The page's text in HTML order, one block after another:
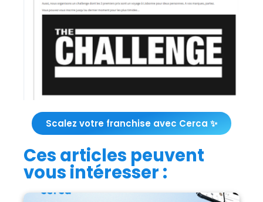
Scalez votre franchise avec Cerca ✨
Ces articles peuvent
vous intéresser :